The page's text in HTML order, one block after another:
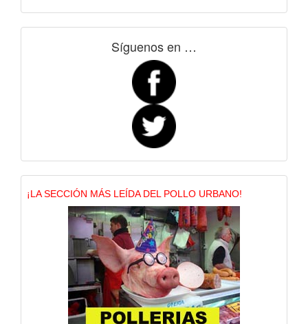
Síguenos en …
¡LA SECCIÓN MÁS LEÍDA DEL POLLO URBANO!